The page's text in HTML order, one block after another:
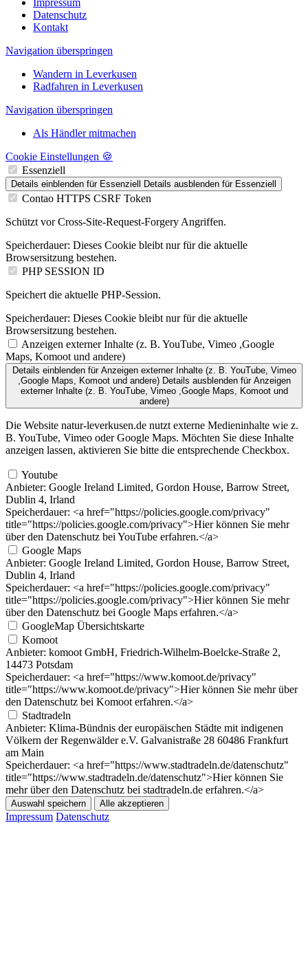
Impressum
Datenschutz
Kontakt
Navigation überspringen
Wandern in Leverkusen
Radfahren in Leverkusen
Navigation überspringen
Als Händler mitmachen
Cookie Einstellungen 🍪
Essenziell
Details einblenden für Essenziell Details ausblenden für Essenziell
Contao HTTPS CSRF Token
Schützt vor Cross-Site-Request-Forgery Angriffen.
Speicherdauer: Dieses Cookie bleibt nur für die aktuelle
Browsersitzung bestehen.
PHP SESSION ID
Speichert die aktuelle PHP-Session.
Speicherdauer: Dieses Cookie bleibt nur für die aktuelle
Browsersitzung bestehen.
Anzeigen externer Inhalte (z. B. YouTube, Vimeo ,Google
Maps, Komoot und andere)
Details einblendenfür Anzeigen externer Inhalte (z. B. YouTube, Vimeo
,Google Maps, Komoot und andere) Details ausblendenfür Anzeigen
externer Inhalte (z. B. YouTube, Vimeo ,Google Maps, Komoot und
andere)
Die Website natur-leverkusen.de nutzt externe Medieninhalte wie z.
B. YouTube, Vimeo oder Google Maps. Möchten Sie diese Inhalte
anzeigen lassen, aktivieren Sie bitte die entsprechende Checkbox.
Youtube
Anbieter: Google Ireland Limited, Gordon House, Barrow Street,
Dublin 4, Irland
Speicherdauer: <a href="https://policies.google.com/privacy"
title="https://policies.google.com/privacy">Hier können Sie mehr
über den Datenschutz bei YouTube erfahren.</a>
Google Maps
Anbieter: Google Ireland Limited, Gordon House, Barrow Street,
Dublin 4, Irland
Speicherdauer: <a href="https://policies.google.com/privacy"
title="https://policies.google.com/privacy">Hier können Sie mehr
über den Datenschutz bei Google Maps erfahren.</a>
GoogleMap Übersichtskarte
Komoot
Anbieter: komoot GmbH, Friedrich-Wilhelm-Boelcke-Straße 2,
14473 Potsdam
Speicherdauer: <a href="https://www.komoot.de/privacy"
title="https://www.komoot.de/privacy">Hier können Sie mehr über
den Datenschutz bei Komoot erfahren.</a>
Stadtradeln
Anbieter: Klima-Bündnis der europäischen Städte mit indigenen
Völkern der Regenwälder e.V. Galvanistraße 28 60486 Frankfurt
am Main
Speicherdauer: <a href="https://www.stadtradeln.de/datenschutz"
title="https://www.stadtradeln.de/datenschutz">Hier können Sie
mehr über den Datenschutz bei stadtradeln.de erfahren.</a>
Auswahl speichern Alle akzeptieren
Impressum Datenschutz